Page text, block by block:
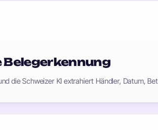
die Schweizer KI extrahiert Händler, Datum,